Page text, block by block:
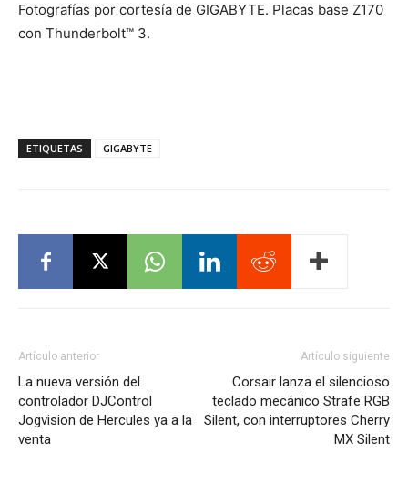
Fotografías por cortesía de GIGABYTE. Placas base Z170
con Thunderbolt™ 3.
ETIQUETAS GIGABYTE
Artículo anterior
La nueva versión del
controlador DJControl
Jogvision de Hercules ya a la
venta
Artículo siguiente
Corsair lanza el silencioso
teclado mecánico Strafe RGB
Silent, con interruptores Cherry
MX Silent